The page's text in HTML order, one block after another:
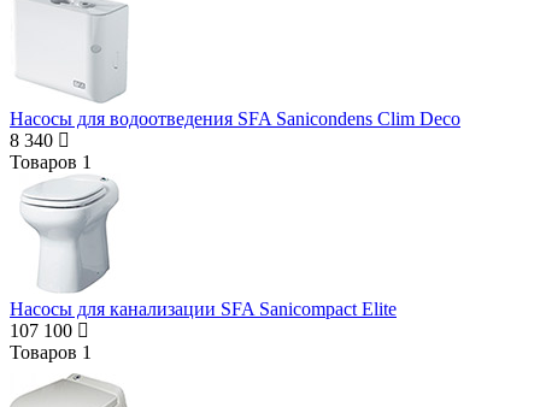
Насосы для водоотведения SFA Sanicondens Clim Deco
8 340
Товаров 1
Насосы для канализации SFA Sanicompact Elite
107 100
Товаров 1